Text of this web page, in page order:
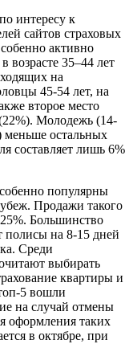
интересу к
сайтов страховых
активно
возрасте 35–44 лет
на
45-54 лет, на
второе место
Молодежь (14-
меньше остальных
составляет лишь 6%
популярны
Продажи такого
Большинство
полисы на 8-15 дней
Среди
выбирать
квартиры и
5 вошли
на случай отмены
оформления таких
в октябре, при